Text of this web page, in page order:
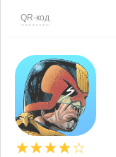
QR-код